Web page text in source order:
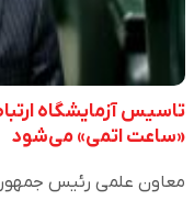
تاسیس آزمایشگاه
«ساعت اتمی» می‌شود
معاون علمی رئیس جمهور